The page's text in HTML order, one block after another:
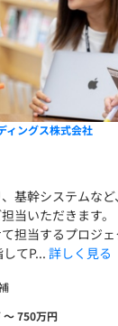
ィングス株式会社
基幹システムな
当いただきます
担当するプロジ
てP... 詳しく見る
〜 750万円